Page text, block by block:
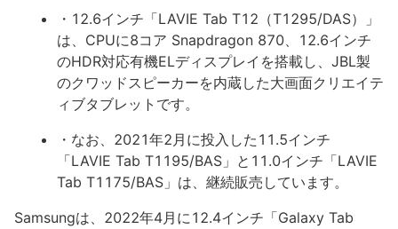
・12.6インチ「LAVIE Tab T12（T1295/DAS）」
は、CPUに8コア Snapdragon 870、12.6インチ
のHDR対応有機ELディスプレイを搭載し、JBL製
のクワッドスピーカーを内蔵した大画面クリエイテ
ィブタブレットです。
・なお、2021年2月に投入した11.5インチ
「LAVIE Tab T1195/BAS」と11.0インチ「LAVIE
Tab T1175/BAS」は、継続販売しています。
Samsungは、2022年4月に12.4インチ「Galaxy Tab